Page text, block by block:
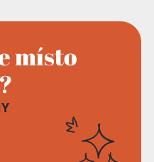
místo